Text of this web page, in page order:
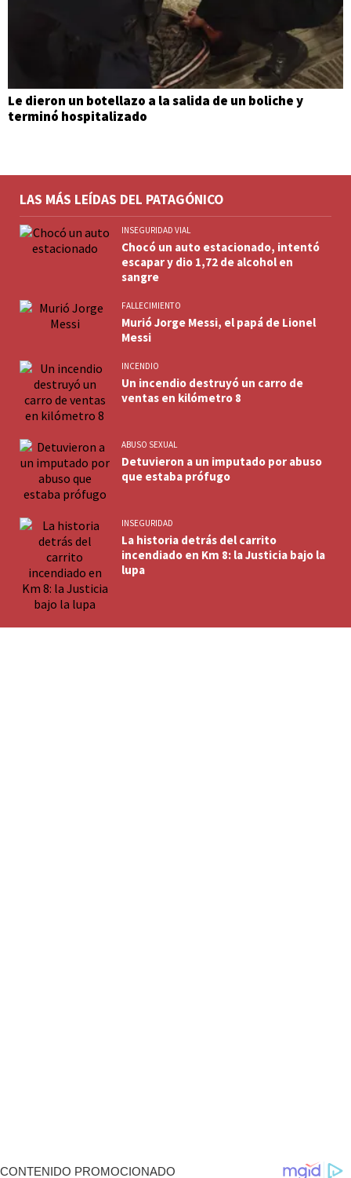
Le dieron un botellazo a la salida de un boliche y
terminó hospitalizado
LAS MÁS LEÍDAS DEL PATAGÓNICO
INSEGURIDAD VIAL
Chocó un auto estacionado, intentó
escapar y dio 1,72 de alcohol en
sangre
FALLECIMIENTO
Murió Jorge Messi, el papá de Lionel
Messi
INCENDIO
Un incendio destruyó un carro de
ventas en kilómetro 8
ABUSO SEXUAL
Detuvieron a un imputado por abuso
que estaba prófugo
INSEGURIDAD
La historia detrás del carrito
incendiado en Km 8: la Justicia bajo la
lupa